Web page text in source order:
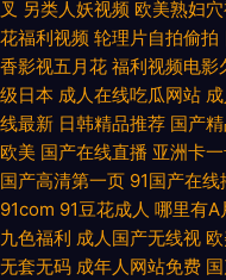
叉 另类人妖视频 欧美熟妇
花福利视频 轮理片自拍偷拍
香影视五月花 福利视频电影
级日本 成人在线吃瓜网站
线最新 日韩精品推荐 国产
欧美 国产在线直播 亚洲卡
国产高清第一页 91国产在线
91com 91豆花成人 哪里有A
九色福利 成人国产无线视
无套无码 成年人网站免费